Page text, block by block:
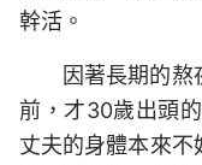
幹活。
因著長期的
前，才30歲出頭
丈夫的身體本來不